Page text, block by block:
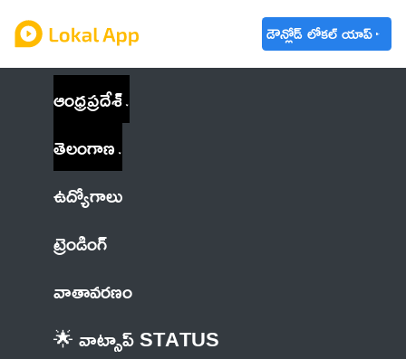
డౌన్లోడ్ లోకల్ యాప్
ఆంధ్రప్రదేశ్
తెలంగాణ
ఉద్యోగాలు
ట్రెండింగ్
వాతావరణం
🌟 వాట్సాప్ STATUS